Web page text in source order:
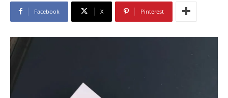
Facebook X Pinterest